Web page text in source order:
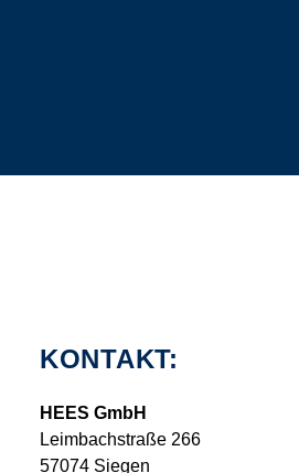
KONTAKT:
HEES GmbH
Leimbachstraße 266
57074 Siegen